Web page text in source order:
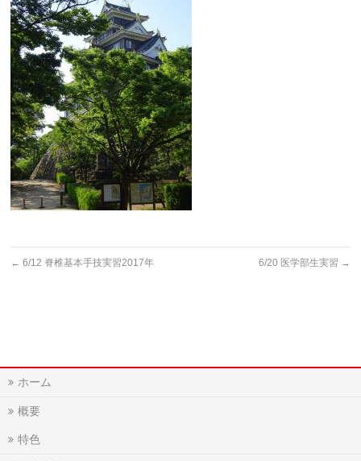
← 6/12 脊椎基本手技実習2017年 6/20 医学部生実習 →
ホーム
概要
特色